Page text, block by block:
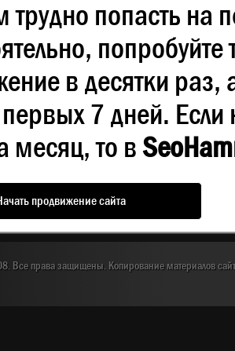
трудно попасть на
попробуйте
в десятки раз,
7 дней.
месяц, то в
продвижение сайта
Все права защищены. Копирование материалов